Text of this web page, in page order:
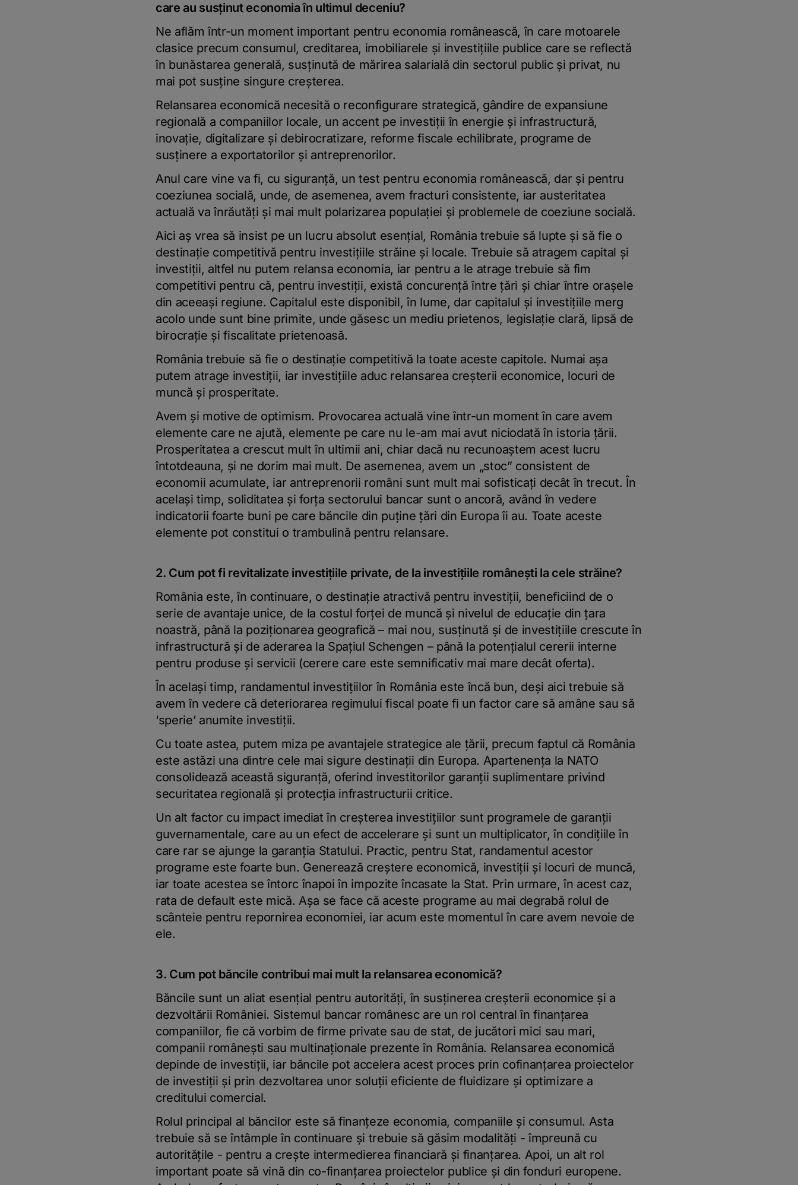
care au susţinut economia în ultimul deceniu?
Ne aflăm într-un moment important pentru economia românească, în care motoarele
clasice precum consumul, creditarea, imobiliarele şi investiţiile publice care se reflectă
în bunăstarea generală, susţinută de mărirea salarială din sectorul public şi privat, nu
mai pot susţine singure creşterea.
Relansarea economică necesită o reconfigurare strategică, gândire de expansiune
regională a companiilor locale, un accent pe investiţii în energie şi infrastructură,
inovaţie, digitalizare şi debirocratizare, reforme fiscale echilibrate, programe de
susţinere a exportatorilor şi antreprenorilor.
Anul care vine va fi, cu siguranţă, un test pentru economia românească, dar şi pentru
coeziunea socială, unde, de asemenea, avem fracturi consistente, iar austeritatea
actuală va înrăutăţi şi mai mult polarizarea populaţiei şi problemele de coeziune socială.
Aici aş vrea să insist pe un lucru absolut esenţial, România trebuie să lupte şi să fie o
destinaţie competitivă pentru investiţiile străine şi locale. Trebuie să atragem capital şi
investiţii, altfel nu putem relansa economia, iar pentru a le atrage trebuie să fim
competitivi pentru că, pentru investiţii, există concurenţă între ţări şi chiar între oraşele
din aceeaşi regiune. Capitalul este disponibil, în lume, dar capitalul şi investiţiile merg
acolo unde sunt bine primite, unde găsesc un mediu prietenos, legislaţie clară, lipsă de
birocraţie şi fiscalitate prietenoasă.
România trebuie să fie o destinaţie competitivă la toate aceste capitole. Numai aşa
putem atrage investiţii, iar investiţiile aduc relansarea creşterii economice, locuri de
muncă şi prosperitate.
Avem şi motive de optimism. Provocarea actuală vine într-un moment în care avem
elemente care ne ajută, elemente pe care nu le-am mai avut niciodată în istoria ţării.
Prosperitatea a crescut mult în ultimii ani, chiar dacă nu recunoaştem acest lucru
întotdeauna, şi ne dorim mai mult. De asemenea, avem un „stoc” consistent de
economii acumulate, iar antreprenorii români sunt mult mai sofisticaţi decât în trecut. În
acelaşi timp, soliditatea şi forţa sectorului bancar sunt o ancoră, având în vedere
indicatorii foarte buni pe care băncile din puţine ţări din Europa îi au. Toate aceste
elemente pot constitui o trambulină pentru relansare.
2. Cum pot fi revitalizate investiţiile private, de la investiţiile româneşti la cele străine?
România este, în continuare, o destinaţie atractivă pentru investiţii, beneficiind de o
serie de avantaje unice, de la costul forţei de muncă şi nivelul de educaţie din ţara
noastră, până la poziţionarea geografică – mai nou, susţinută şi de investiţiile crescute în
infrastructură şi de aderarea la Spaţiul Schengen – până la potenţialul cererii interne
pentru produse şi servicii (cerere care este semnificativ mai mare decât oferta).
În acelaşi timp, randamentul investiţiilor în România este încă bun, deşi aici trebuie să
avem în vedere că deteriorarea regimului fiscal poate fi un factor care să amâne sau să
‘sperie’ anumite investiţii.
Cu toate astea, putem miza pe avantajele strategice ale ţării, precum faptul că România
este astăzi una dintre cele mai sigure destinaţii din Europa. Apartenenţa la NATO
consolidează această siguranţă, oferind investitorilor garanţii suplimentare privind
securitatea regională şi protecţia infrastructurii critice.
Un alt factor cu impact imediat în creşterea investiţiilor sunt programele de garanţii
guvernamentale, care au un efect de accelerare şi sunt un multiplicator, în condiţiile în
care rar se ajunge la garanţia Statului. Practic, pentru Stat, randamentul acestor
programe este foarte bun. Generează creştere economică, investiţii şi locuri de muncă,
iar toate acestea se întorc înapoi în impozite încasate la Stat. Prin urmare, în acest caz,
rata de default este mică. Aşa se face că aceste programe au mai degrabă rolul de
scânteie pentru repornirea economiei, iar acum este momentul în care avem nevoie de
ele.
3. Cum pot băncile contribui mai mult la relansarea economică?
Băncile sunt un aliat esenţial pentru autorităţi, în susţinerea creşterii economice şi a
dezvoltării României. Sistemul bancar românesc are un rol central în finanţarea
companiilor, fie că vorbim de firme private sau de stat, de jucători mici sau mari,
companii româneşti sau multinaţionale prezente în România. Relansarea economică
depinde de investiţii, iar băncile pot accelera acest proces prin cofinanţarea proiectelor
de investiţii şi prin dezvoltarea unor soluţii eficiente de fluidizare şi optimizare a
creditului comercial.
Rolul principal al băncilor este să finanţeze economia, companiile şi consumul. Asta
trebuie să se întâmple în continuare şi trebuie să găsim modalităţi - împreună cu
autorităţile - pentru a creşte intermedierea financiară şi finanţarea. Apoi, un alt rol
important poate să vină din co-finanţarea proiectelor publice şi din fonduri europene.